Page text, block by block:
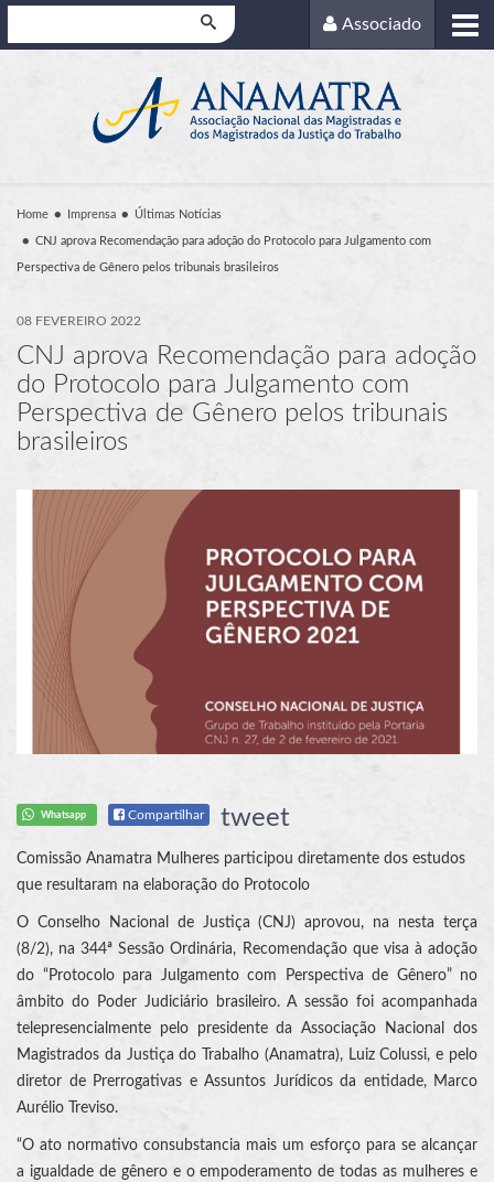
Associado
Home Imprensa Últimas Notícias
CNJ aprova Recomendação para adoção do Protocolo para Julgamento com
Perspectiva de Gênero pelos tribunais brasileiros
08 FEVEREIRO 2022
CNJ aprova Recomendação para adoção
do Protocolo para Julgamento com
Perspectiva de Gênero pelos tribunais
brasileiros
Whatsapp Compartilhar tweet
Comissão Anamatra Mulheres participou diretamente dos estudos
que resultaram na elaboração do Protocolo
O Conselho Nacional de Justiça (CNJ) aprovou, na nesta terça
(8/2), na 344ª Sessão Ordinária, Recomendação que visa à adoção
do “Protocolo para Julgamento com Perspectiva de Gênero” no
âmbito do Poder Judiciário brasileiro. A sessão foi acompanhada
telepresencialmente pelo presidente da Associação Nacional dos
Magistrados da Justiça do Trabalho (Anamatra), Luiz Colussi, e pelo
diretor de Prerrogativas e Assuntos Jurídicos da entidade, Marco
Aurélio Treviso.
“O ato normativo consubstancia mais um esforço para se alcançar
a igualdade de gênero e o empoderamento de todas as mulheres e